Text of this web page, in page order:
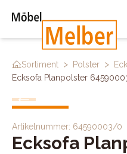
Sortiment > Polster >
Ecksofa Planpolster
Artikelnummer: 64590003/0
Ecksofa